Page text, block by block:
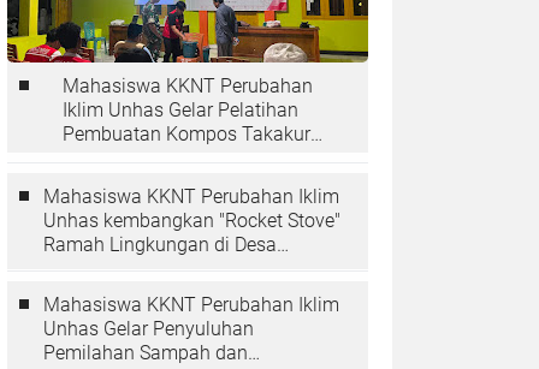
Mahasiswa KKNT Perubahan
Iklim Unhas Gelar Pelatihan
Pembuatan Kompos Takakura
Mahasiswa KKNT Perubahan Iklim
Unhas kembangkan "Rocket Stove"
Ramah Lingkungan di Desa
Mahasiswa KKNT Perubahan Iklim
Unhas Gelar Penyuluhan
Pemilahan Sampah dan